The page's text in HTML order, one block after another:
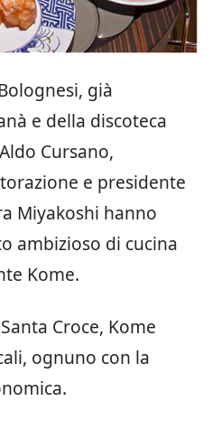
già
e della discoteca
Cursano,
e presidente
Miyakoshi hanno
ambizioso di cucina
Kome.
Croce, Kome
ognuno con la